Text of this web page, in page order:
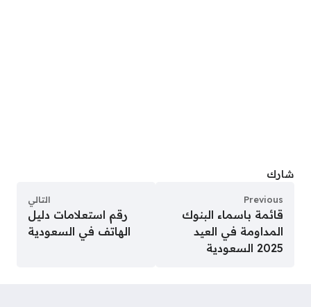
شارك
Previous
قائمة باسماء البنوك
المداومة في العيد
2025 السعودية
التالي
رقم استعلامات دليل
الهاتف في السعودية